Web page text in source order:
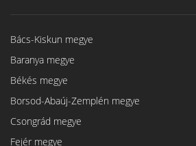
Bács-Kiskun megye
Baranya megye
Békés megye
Borsod-Abaúj-Zemplén megye
Csongrád megye
Fejér megye